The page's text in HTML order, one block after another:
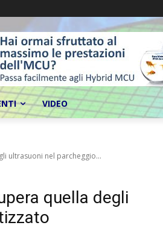
VIDEO
ultrasuoni nel parcheggio...
quella degli